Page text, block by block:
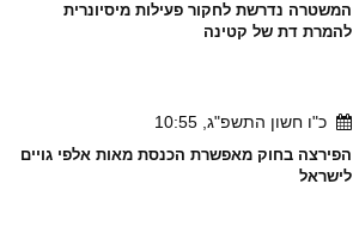
המשטרה נדרשת לחקור פעילות מיסיונרית
להמרת דת של קטינה
כ"ו חשון התשפ"ג, 10:55
הפירצה בחוק מאפשרת הכנסת מאות אלפי גויים
לישראל